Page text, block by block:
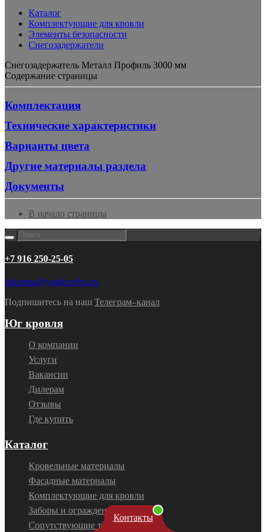
Контакты
Каталог
Комплектующие для кровли
Элементы безопасности
Снегозадержатели
Снегозадержатель Металл Профиль 3000 мм
Содержание страницы
Комплектация
Технические характеристики
Варианты цвета
Другие материалы раздела
Документы
В начало страницы
+7 916 250-25-05
kolomna@yugkrovlya.ru
Подпишитесь на наш Телеграм–канал
Юг кровля
О компании
Услуги
Вакансии
Дилерам
Отзывы
Где купить
Каталог
Кровельные материалы
Фасадные материалы
Комплектующие для кровли
Заборы и ограждения
Сопутствующие товары